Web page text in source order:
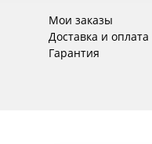
Мои заказы
Доставка и оплата
Гарантия